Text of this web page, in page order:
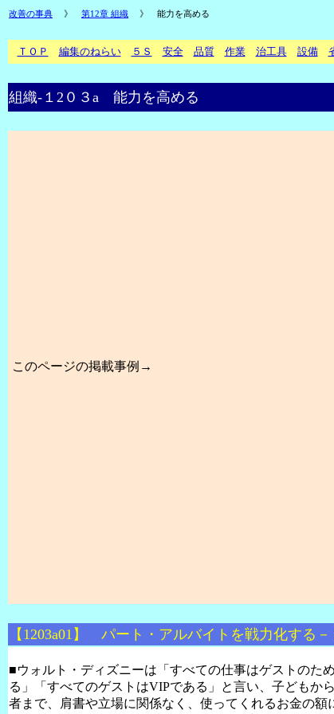
改善の事典 》 第12章 組織 》 能力を高める
ＴＯＰ 編集のねらい ５Ｓ 安全 品質 作業 治工具 設備
組織‐１2０３a 能力を高める
このページの掲載事例→
【1203a01】 パート・アルバイトを戦力化する－
■ウォルト・ディズニーは「すべての仕事はゲストのた
る」「すべてのゲストはVIPである」と言い、子どもか
者まで、肩書や立場に関係なく、使ってくれるお金の額